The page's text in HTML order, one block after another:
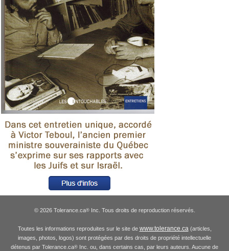
© 2026 Tolerance.ca®Inc. Tous droits de reproduction réservés.
Toutes les informations reproduites sur le site de www.tolerance.ca (articles,
images, photos, logos) sont protégées par des droits de propriété intellectuelle
détenus par Tolerance.ca® Inc. ou, dans certains cas, par leurs auteurs. Aucune de